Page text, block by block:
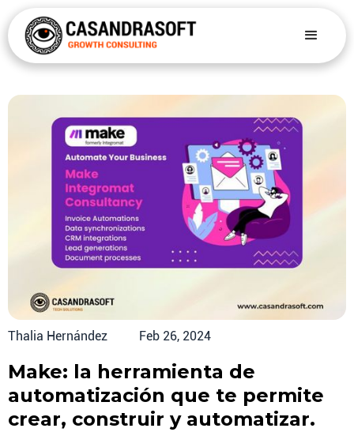
Thalia Hernández Feb 26, 2024
Make: la herramienta de
automatización que te permite
crear, construir y automatizar.